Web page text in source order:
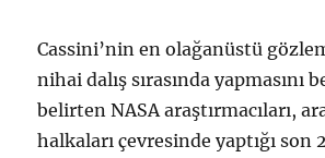
Cassini’nin en olağanüstü
nihai dalış sırasında yapmasını
belirten NASA araştırmacıları,
halkaları çevresinde yaptığı son